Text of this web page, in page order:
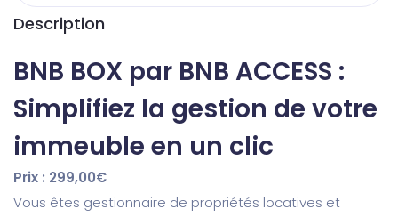
Description
BNB BOX par BNB ACCESS :
Simplifiez la gestion de votre
immeuble en un clic
Prix : 299,00€
Vous êtes gestionnaire de propriétés locatives et